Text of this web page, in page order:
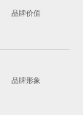
品牌价值
品牌形象